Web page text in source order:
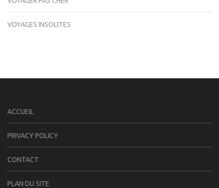
VOYAGES INSOLITES
ACCUEIL
PRIVACY POLICY
CONTACT
PLAN DU SITE